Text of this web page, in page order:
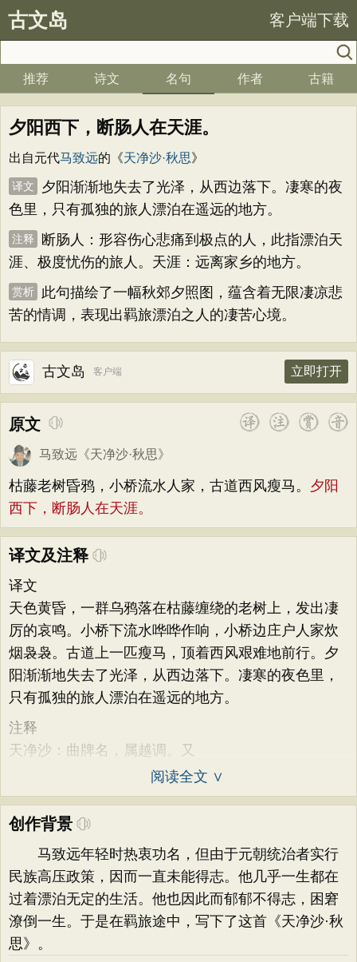
古文岛 客户端下载
推荐 诗文 名句 作者 古籍
夕阳西下，断肠人在天涯。
出自元代马致远的《天净沙·秋思》
译文
夕阳渐渐地失去了光泽，从西边落下。凄寒的夜
色里，只有孤独的旅人漂泊在遥远的地方。
注释
断肠人：形容伤心悲痛到极点的人，此指漂泊天
涯、极度忧伤的旅人。天涯：远离家乡的地方。
赏析
此句描绘了一幅秋郊夕照图，蕴含着无限凄凉悲
苦的情调，表现出羁旅漂泊之人的凄苦心境。
古文岛 客户端 立即打开
原文
马致远 《天净沙·秋思》
枯藤老树昏鸦，小桥流水人家，古道西风瘦马。 夕阳
西下，断肠人在天涯。
译文及注释
译文
天色黄昏，一群乌鸦落在枯藤缠绕的老树上，发出凄
厉的哀鸣。小桥下流水哗哗作响，小桥边庄户人家炊
烟袅袅。古道上一匹瘦马，顶着西风艰难地前行。夕
阳渐渐地失去了光泽，从西边落下。凄寒的夜色里，
只有孤独的旅人漂泊在遥远的地方。
注释
天净沙：曲牌名，属越调。又
阅读全文 ∨
创作背景
马致远年轻时热衷功名，但由于元朝统治者实行
民族高压政策，因而一直未能得志。他几乎一生都在
过着漂泊无定的生活。他也因此而郁郁不得志，困窘
潦倒一生。于是在羁旅途中，写下了这首《天净沙·秋
思》。